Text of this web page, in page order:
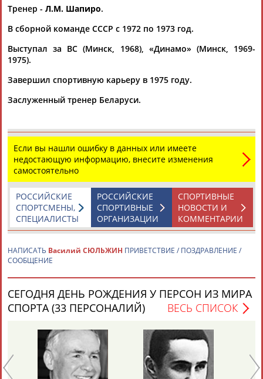
Флюра
АББАТЕ-
БУЛАТОВА
Татьяна
Акжана
Артур
Каримжан
АБДРАХМАНОВ
Аделя
АБДРАХМАНОВА
Андрей
АБДУВАЛИЕВ
Герман
АБДУЛАЕВ
АБДУЛАЕВ
Тагир
АБДУЛАЕВ
Камиль
АБДУЛАЗИЗОВ
Загалав
АБДУЛБЕКОВ
Тренер - Л.М. Шапиро.
В сборной команде СССР с 1972 по 1973 год.
Выступал за ВС (Минск, 1968), «Динамо» (Минск, 1969-
1975).
Завершил спортивную карьеру в 1975 году.
Заслуженный тренер Беларуси.
Если вы нашли ошибку в данных или имеете
недостающую информацию, внесите изменения
самостоятельно
СПОРТИВНЫЕ
НОВОСТИ И
КОММЕНТАРИИ
РОССИЙСКИЕ
СПОРТИВНЫЕ
ОРГАНИЗАЦИИ
РОССИЙСКИЕ
СПОРТСМЕНЫ,
СПЕЦИАЛИСТЫ
НАПИСАТЬ Василий СЮЛЬЖИН ПРИВЕТСТВИЕ / ПОЗДРАВЛЕНИЕ /
СООБЩЕНИЕ
СЕГОДНЯ ДЕНЬ РОЖДЕНИЯ У ПЕРСОН ИЗ МИРА
СПОРТА (33 ПЕРСОНАЛИЙ)
ВЕСЬ СПИСОК